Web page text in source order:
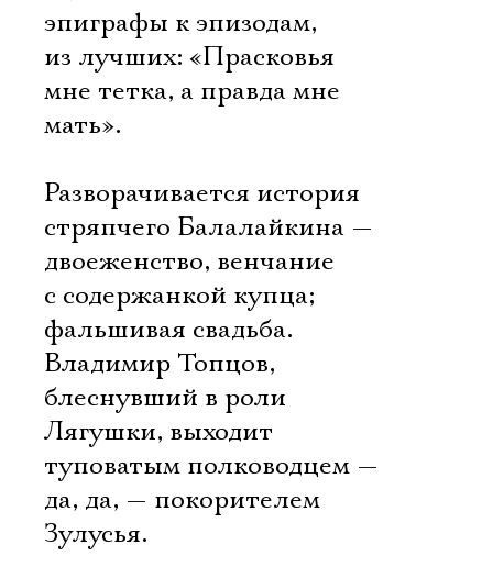
эпиграфы к эпизодам,
из лучших: «Прасковья
мне тетка, а правда мне
мать».
Разворачивается история
стряпчего Балалайкина —
двоеженство, венчание
с содержанкой купца;
фальшивая свадьба.
Владимир Топцов,
блеснувший в роли
Лягушки, выходит
туповатым полководцем —
да, да, — покорителем
Зулусья.